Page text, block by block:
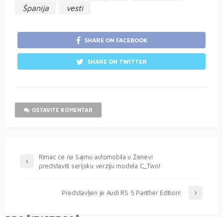
Španija
vesti
SHARE ON FACEBOOK
SHARE ON TWITTER
OSTAVITE KOMENTAR
Rimac će na Sajmu automobila u Ženevi
predstaviti serijsku verziju modela C_Two!
Predstavljen je Audi RS 5 Panther Edition!